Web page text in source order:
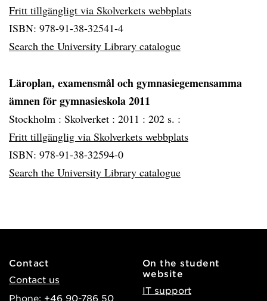
Fritt tillgängligt via Skolverkets webbplats
ISBN: 978-91-38-32541-4
Search the University Library catalogue
Läroplan, examensmål och gymnasiegemensamma
ämnen för gymnasieskola 2011
Stockholm : Skolverket : 2011 : 202 s. :
Fritt tillgänglig via Skolverkets webbplats
ISBN: 978-91-38-32594-0
Search the University Library catalogue
Contact
Contact us
Phone: +46 90-786 50
On the student
website
IT support